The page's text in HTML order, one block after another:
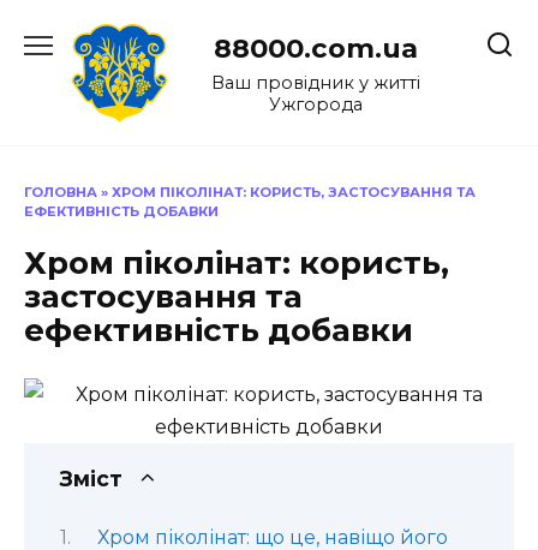
до
88000.com.ua
Ваш провідник у житті
Ужгорода
ГОЛОВНА » ХРОМ ПІКОЛІНАТ: КОРИСТЬ, ЗАСТОСУВАННЯ ТА
ЕФЕКТИВНІСТЬ ДОБАВКИ
Хром піколінат: користь,
застосування та
ефективність добавки
Зміст
Хром піколінат: що це, навіщо його